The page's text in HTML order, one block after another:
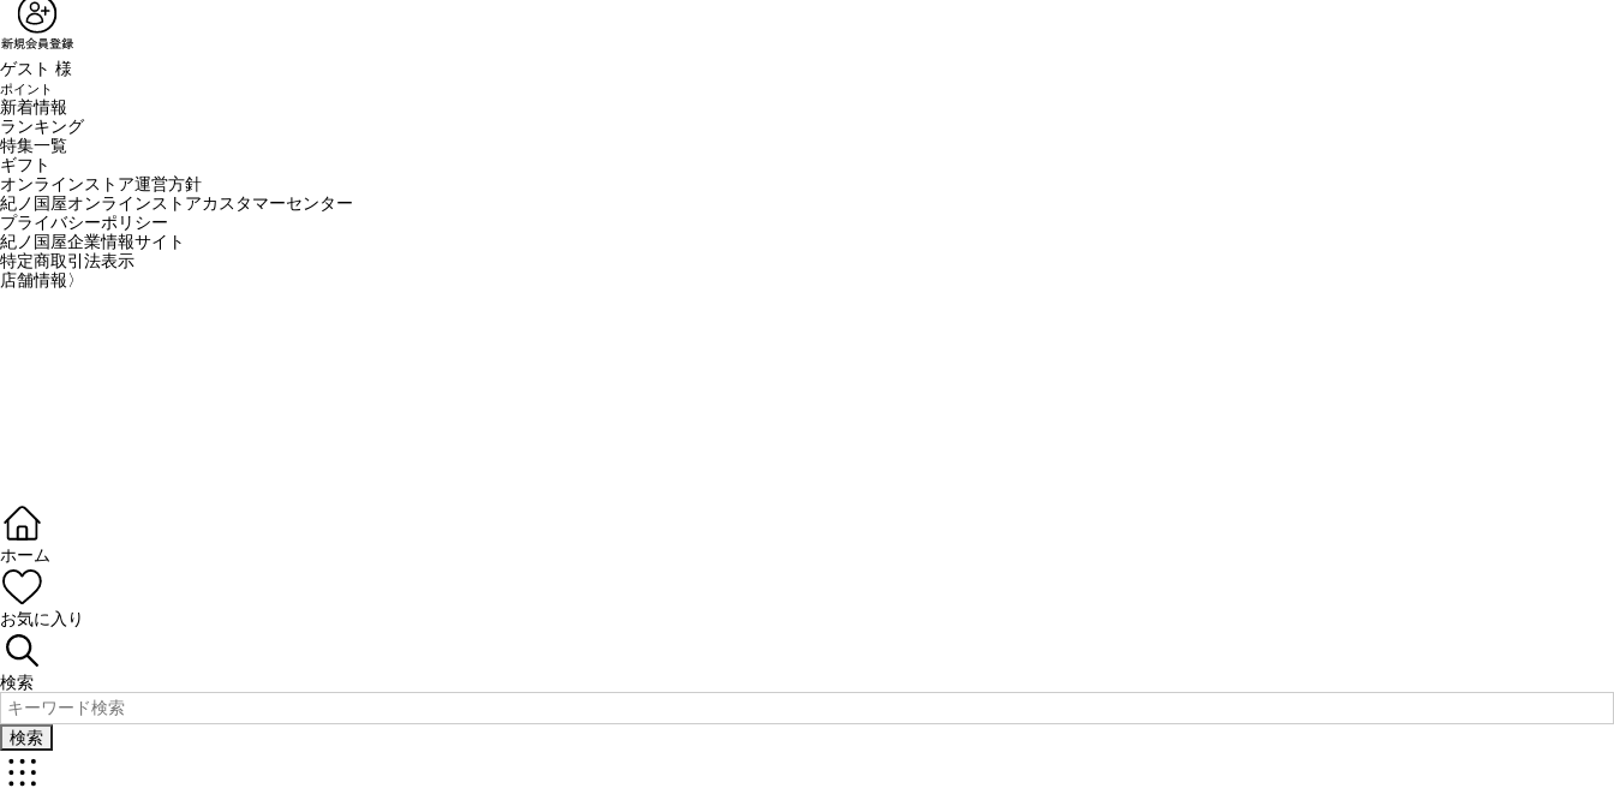
ゲスト 様
ポイント
新着情報
ランキング
特集一覧
ギフト
オンラインストア運営方針
紀ノ国屋オンラインストアカスタマーセンター
プライバシーポリシー
紀ノ国屋企業情報サイト
特定商取引法表示
店舗情報〉
ホーム
お気に入り
検索
検索